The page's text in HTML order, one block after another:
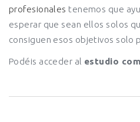
profesionales tenemos que
esperar que sean ellos solos
consiguen esos objetivos solo
Podéis acceder al estudio